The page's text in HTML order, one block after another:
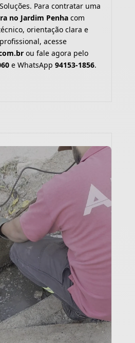
Para contratar uma
no Jardim Penhacom
orientação clara e
acesse
ou fale agora pelo
e WhatsApp 94153-1856.